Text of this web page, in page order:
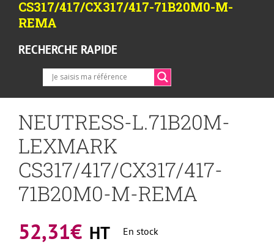
CS317/417/CX317/417-71B20M0-M-
REMA
RECHERCHE RAPIDE
NEUTRESS-L.71B20M-
LEXMARK
CS317/417/CX317/417-
71B20M0-M-REMA
52,31€ HT En stock